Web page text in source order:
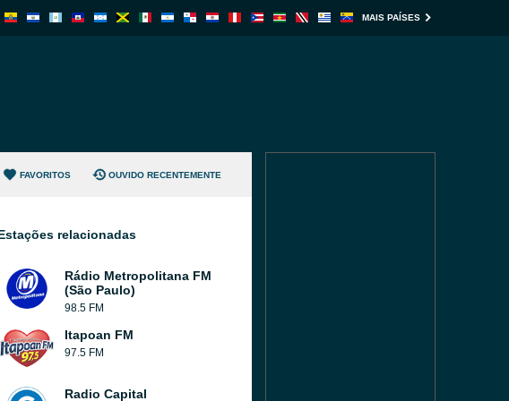
MAIS PAÍSES
FAVORITOS OUVIDO RECENTEMENTE
relacionadas
Rádio Metropolitana FM
(São Paulo)
98.5 FM
Itapoan FM
97.5 FM
Radio Capital